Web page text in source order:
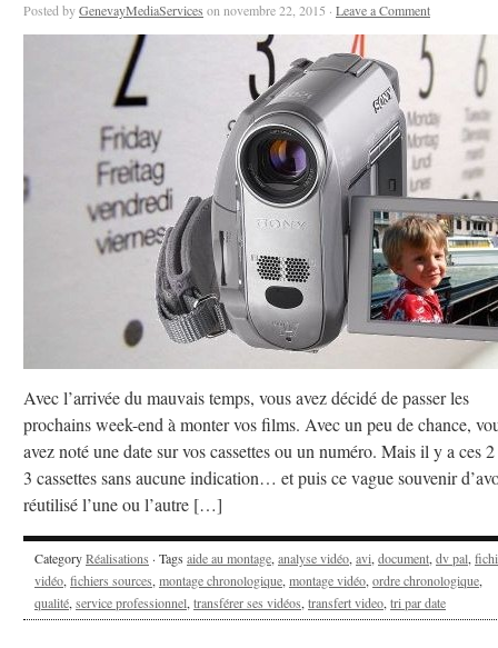
Posted byGenevayMediaServices on novembre 22, 2015 · Leave a Comment
Avec l’arrivée du mauvais temps, vous avez décidé de passer les
prochains week-end à monter vos films. Avec un peu de chance,
avez noté une date sur vos cassettes ou un numéro. Mais il y a ces
3 cassettes sans aucune indication… et puis ce vague souvenir
réutilisé l’une ou l’autre […]
CategoryRéalisations · Tags aide au montage, analyse vidéo, avi, document, dv pal,
vidéo, fichiers sources, montage chronologique, montage vidéo, ordre chronologique,
qualité, service professionnel, transférer ses vidéos, transfert video, tri par date